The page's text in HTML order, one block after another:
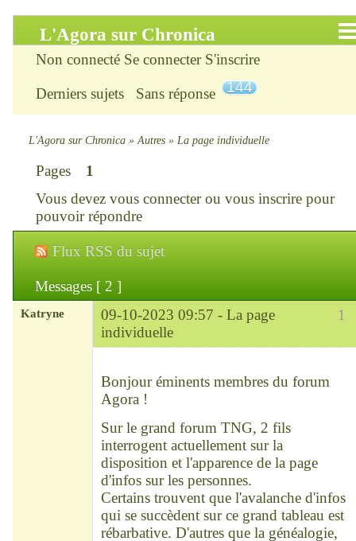
L'Agora sur Chronica
Accueil
Infos
Chercher
S’inscrire
Connexion
Chronica : le site
ChroniKat : les liens
CONTACT
Non connecté Se connecter S'inscrire
Derniers sujets Sans réponse 144
L'Agora sur Chronica »Autres » La page individuelle
Pages
1
Vous devez vous connecterou vous inscrirepour
pouvoir répondre
Flux RSS du sujet
Messages [ 2 ]
1
Katryne 09-10-2023 09:57 - La page
individuelle
Bonjour éminents membres du forum
Agora !
Sur le grand forum TNG, 2 fils
interrogent actuellement sur la
disposition et l'apparence de la page
d'infos sur les personnes.
Certains trouvent que l'avalanche d'infos
qui se succèdent sur ce grand tableau est
rébarbative. D'autres que la généalogie,